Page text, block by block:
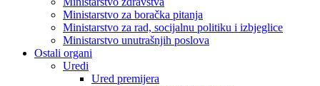
Ministarstvo za boračka pitanja
Ministarstvo za rad, socijalnu politiku i izbjeglice
Ministarstvo unutrašnjih poslova
Ostali organi
Uredi
Ured premijera